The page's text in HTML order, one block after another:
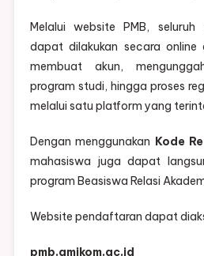
Melalui website PMB,
dapat dilakukan secara online
membuat akun,
program studi, hingga proses
melalui satu platform yang
Dengan menggunakan Kode
mahasiswa juga dapat
program Beasiswa Relasi
Website pendaftaran dapat
pmb.amikom.ac.id